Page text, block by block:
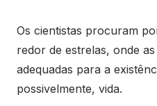
Os cientistas procuram
redor de estrelas, onde
adequadas para a
possivelmente, vida.